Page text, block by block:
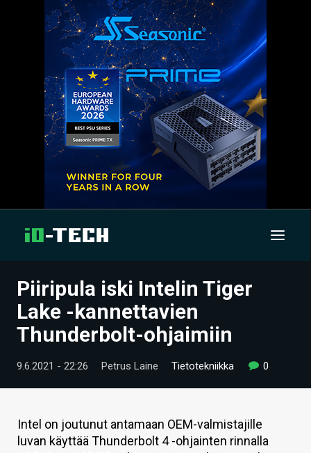
UUTISET
ARTIKKELIT
VIDEOT
TECHBBS
TIETOA
HINTA.FI
Piiripula iski Intelin Tiger
Lake -kannettavien
Thunderbolt-ohjaimiin
9.6.2021 - 22:26 Petrus Laine Tietotekniikka 0
Intel on joutunut antamaan OEM-valmistajille
luvan käyttää Thunderbolt 4 -ohjainten rinnalla